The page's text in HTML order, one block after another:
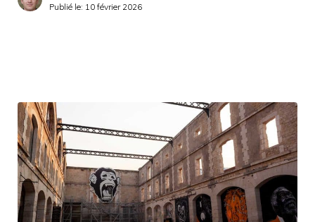
Publié le: 10 février 2026